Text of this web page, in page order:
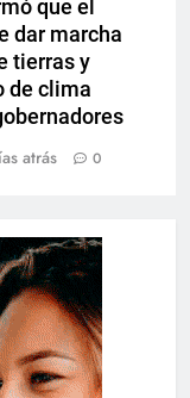
que el
dar marcha
tierras y
de clima
atrás 0